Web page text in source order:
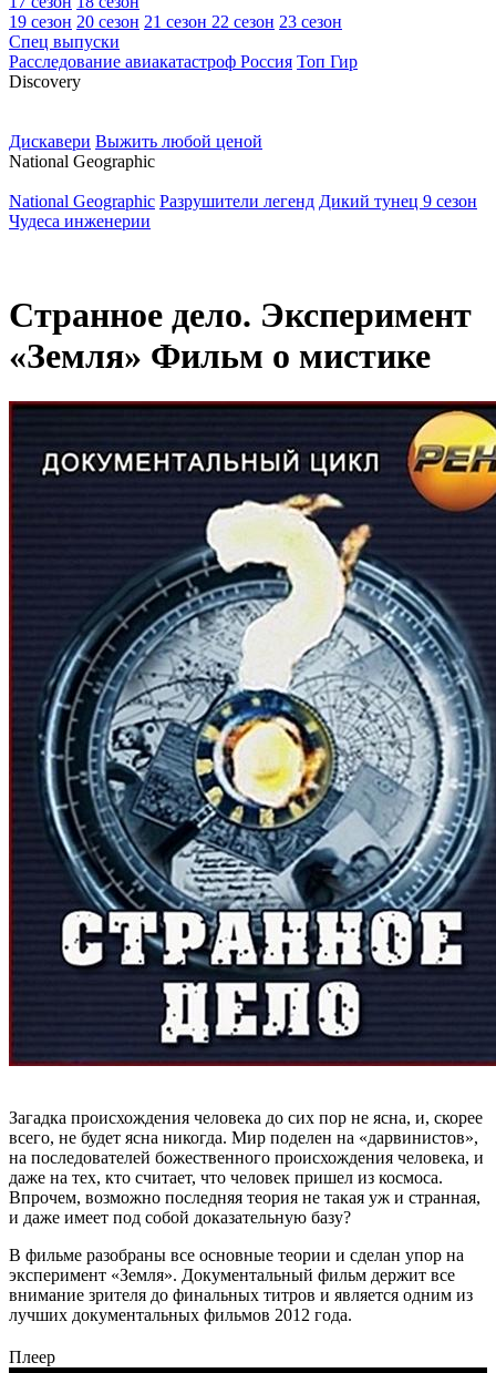
19 сезон 20 сезон 21 сезон 22 сезон 23 сезон
Спец выпуски
Расследование авиакатастроф Россия Топ Гир
Discovery
Дискавери Выжить любой ценой
National Geographic
National Geographic Разрушители легенд Дикий тунец 9 сезон
Чудеса инженерии
Странное дело. Эксперимент
«Земля» Фильм о мистике
Загадка происхождения человека до сих пор не ясна, и, скорее
всего, не будет ясна никогда. Мир поделен на «дарвинистов»,
на последователей божественного происхождения человека, и
даже на тех, кто считает, что человек пришел из космоса.
Впрочем, возможно последняя теория не такая уж и странная,
и даже имеет под собой доказательную базу?
В фильме разобраны все основные теории и сделан упор на
эксперимент «Земля». Документальный фильм держит все
внимание зрителя до финальных титров и является одним из
лучших документальных фильмов 2012 года.
Плеер